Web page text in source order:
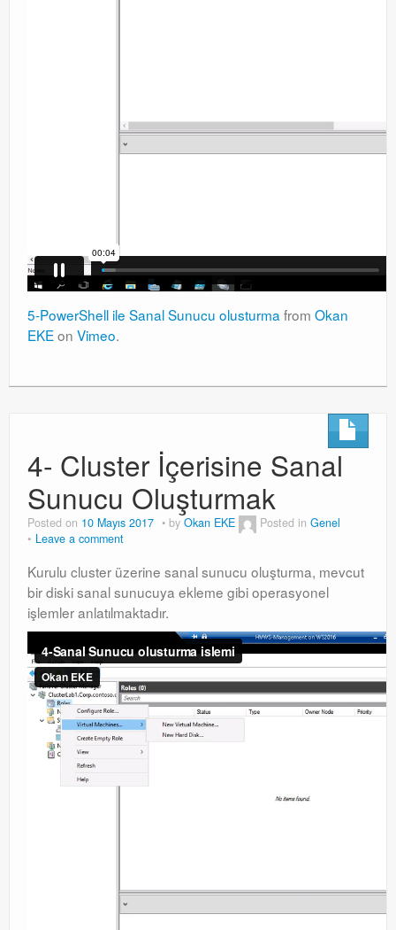
5-PowerShell ile Sanal Sunucu olusturma from Okan
EKEon Vimeo.
4- Cluster İçerisine Sanal
Sunucu Oluşturmak
Posted on 10 Mayıs 2017 by Okan EKE Posted in Genel
Leave a comment
Kurulu cluster üzerine sanal sunucu oluşturma, mevcut
bir diski sanal sunucuya ekleme gibi operasyonel
işlemler anlatılmaktadır.